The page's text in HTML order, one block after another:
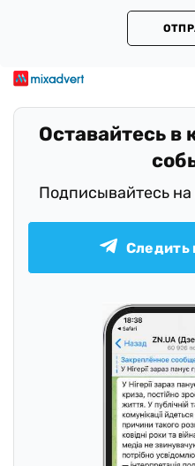
Оставайтесь в
Подписывайтесь
Следить